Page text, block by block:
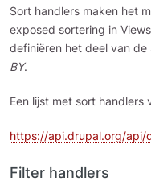
Sort handlers maken het
exposed sortering in
definiëren het deel van
BY.
Een lijst met sort handlers
https://api.drupal.org/api/
Filter handlers